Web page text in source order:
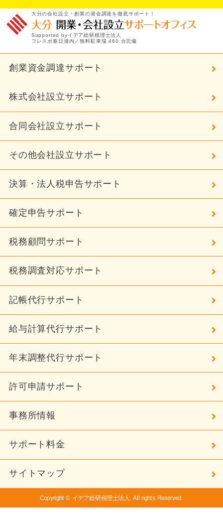
大分の会社設立・創業の資金調達を徹底サポート！
Supported byイデア総研税理士法人
フレスポ春日浦内／無料駐車場 460 台完備
創業資金調達サポート
株式会社設立サポート
合同会社設立サポート
その他会社設立サポート
決算・法人税申告サポート
確定申告サポート
税務顧問サポート
税務調査対応サポート
記帳代行サポート
給与計算代行サポート
年末調整代行サポート
許可申請サポート
事務所情報
サポート料金
サイトマップ
Copyright © イデア総研税理士法人. All rights Reserved.